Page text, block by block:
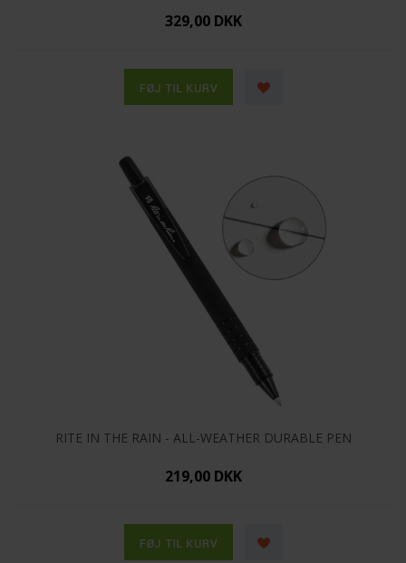
329,00 DKK
RITE IN THE RAIN - ALL-WEATHER DURABLE PEN
219,00 DKK